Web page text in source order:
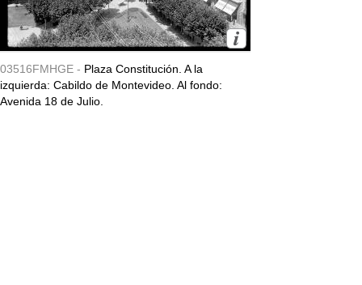
03516FMHGE - Plaza Constitución. A la
izquierda: Cabildo de Montevideo. Al fondo:
Avenida 18 de Julio.